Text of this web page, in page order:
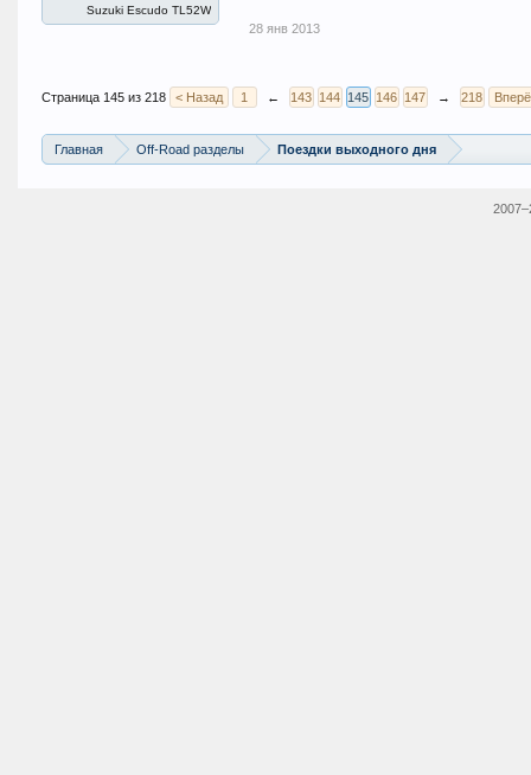
Suzuki Escudo TL52W
28 янв 2013
Страница 145 из 218 < Назад 1 ← 143 144 145 146 147 → 218
Главная Off-Road разделы Поездки выходного дня
2007–